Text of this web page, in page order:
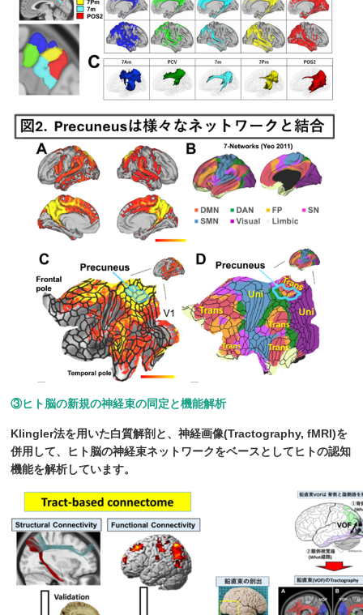
③ヒト脳の新規の神経束の同定と機能解析
Klingler法を用いた白質解剖と、神経画像(Tractography, fMRI)を
併用して、ヒト脳の神経束ネットワークをベースとしてヒトの認知
機能を解析しています。